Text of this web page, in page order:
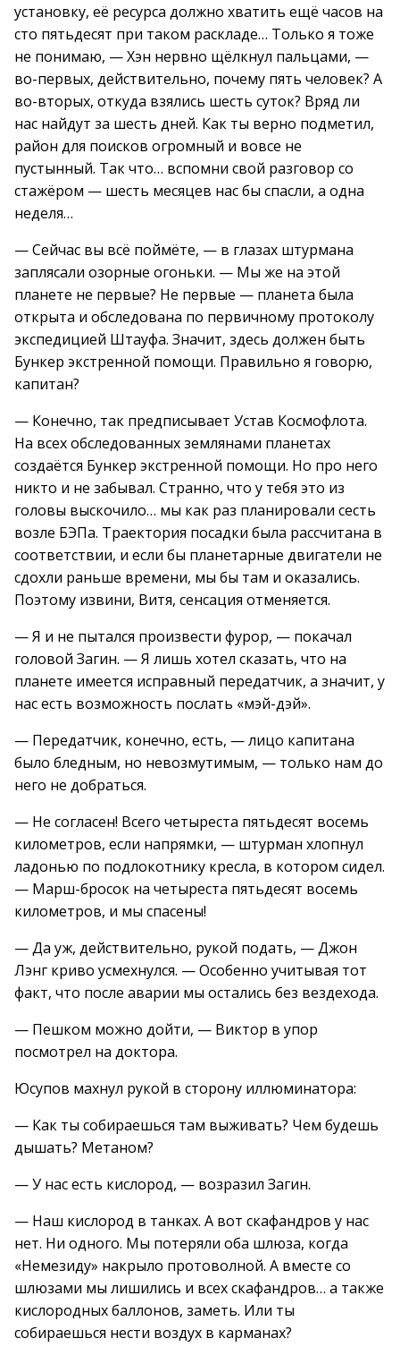
установку, её ресурса должно хватить ещё часов на
сто пятьдесят при таком раскладе… Только я тоже
не понимаю, — Хэн нервно щёлкнул пальцами, —
во-первых, действительно, почему пять человек? А
во-вторых, откуда взялись шесть суток? Вряд ли
нас найдут за шесть дней. Как ты верно подметил,
район для поисков огромный и вовсе не
пустынный. Так что… вспомни свой разговор со
стажёром — шесть месяцев нас бы спасли, а одна
неделя…
— Сейчас вы всё поймёте, — в глазах штурмана
заплясали озорные огоньки. — Мы же на этой
планете не первые? Не первые — планета была
открыта и обследована по первичному протоколу
экспедицией Штауфа. Значит, здесь должен быть
Бункер экстренной помощи. Правильно я говорю,
капитан?
— Конечно, так предписывает Устав Космофлота.
На всех обследованных землянами планетах
создаётся Бункер экстренной помощи. Но про него
никто и не забывал. Странно, что у тебя это из
головы выскочило… мы как раз планировали сесть
возле БЭПа. Траектория посадки была рассчитана в
соответствии, и если бы планетарные двигатели не
сдохли раньше времени, мы бы там и оказались.
Поэтому извини, Витя, сенсация отменяется.
— Я и не пытался произвести фурор, — покачал
головой Загин. — Я лишь хотел сказать, что на
планете имеется исправный передатчик, а значит, у
нас есть возможность послать «мэй-дэй».
— Передатчик, конечно, есть, — лицо капитана
было бледным, но невозмутимым, — только нам до
него не добраться.
— Не согласен! Всего четыреста пятьдесят восемь
километров, если напрямки, — штурман хлопнул
ладонью по подлокотнику кресла, в котором сидел.
— Марш-бросок на четыреста пятьдесят восемь
километров, и мы спасены!
— Да уж, действительно, рукой подать, — Джон
Лэнг криво усмехнулся. — Особенно учитывая тот
факт, что после аварии мы остались без вездехода.
— Пешком можно дойти, — Виктор в упор
посмотрел на доктора.
Юсупов махнул рукой в сторону иллюминатора:
— Как ты собираешься там выживать? Чем будешь
дышать? Метаном?
— У нас есть кислород, — возразил Загин.
— Наш кислород в танках. А вот скафандров у нас
нет. Ни одного. Мы потеряли оба шлюза, когда
«Немезиду» накрыло протоволной. А вместе со
шлюзами мы лишились и всех скафандров… а также
кислородных баллонов, заметь. Или ты
собираешься нести воздух в карманах?